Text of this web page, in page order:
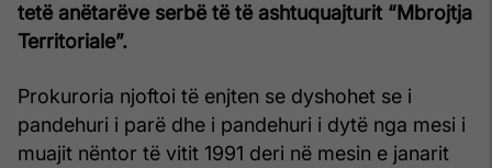
tetë anëtarëve serbë të të ashtuquajturit “Mbrojtja
Territoriale”.
Prokuroria njoftoi të enjten se dyshohet se i
pandehuri i parë dhe i pandehuri i dytë nga mesi i
muajit nëntor të vitit 1991 deri në mesin e janarit